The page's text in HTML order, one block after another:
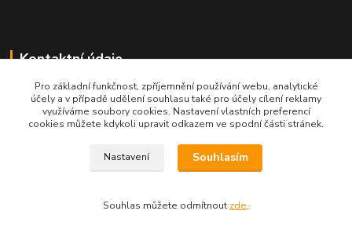
Kontaktní údaje
704691325
info@rostliny-prozdravi.cz
Pro základní funkčnost, zpříjemnění používání webu, analytické
účely a v případě udělení souhlasu také pro účely cílení reklamy
využíváme soubory cookies. Nastavení vlastních preferencí
cookies můžete kdykoli upravit odkazem ve spodní části stránek.
Nastavení Souhlasím
Souhlas můžete odmítnout zde.